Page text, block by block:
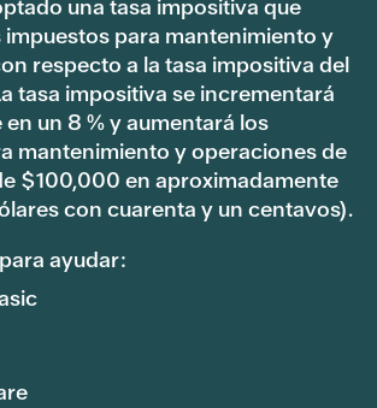
una tasa impositiva que
impuestos para mantenimiento y
respecto a la tasa impositiva del
tasa impositiva se incrementará
un 8 % y aumentará los
mantenimiento y operaciones de
$100,000 en aproximadamente
con cuarenta y un centavos).
ayudar: